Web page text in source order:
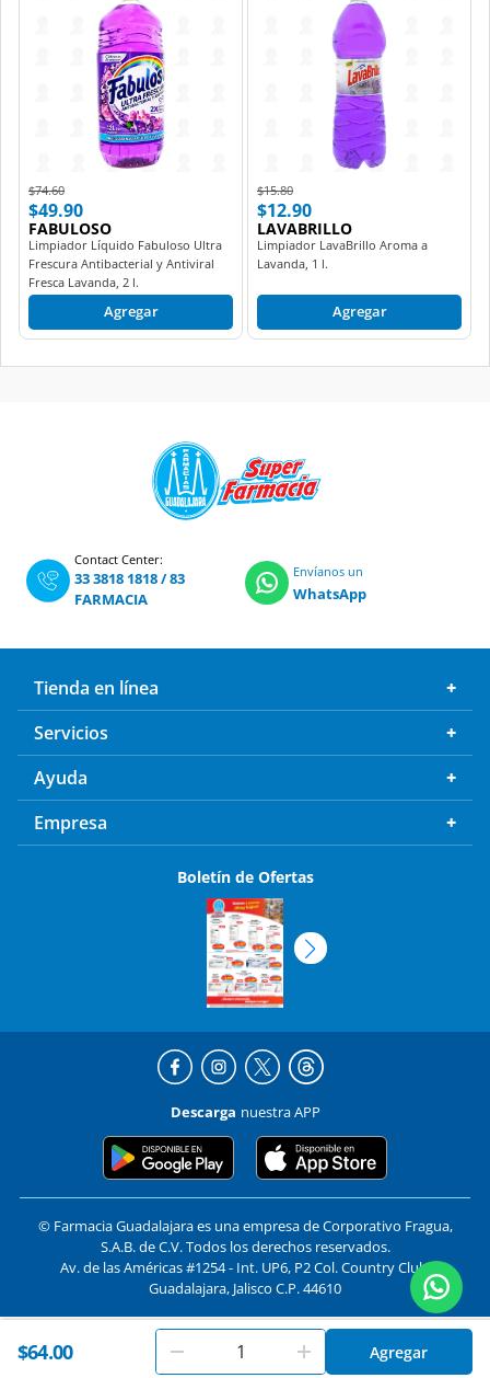
$64.00 Agregar
Price reduced from
$74.60to
$49.90
FABULOSO
Limpiador Líquido Fabuloso Ultra
Frescura Antibacterial y Antiviral
Fresca Lavanda, 2 l.
Agregar
Price reduced from
$15.80to
$12.90
LAVABRILLO
Limpiador LavaBrillo Aroma a
Lavanda, 1 l.
Agregar
Contact Center:
33 3818 1818/83
FARMACIA
Envíanos un
WhatsApp
Tienda en línea
Servicios
Ayuda
Empresa
Boletín de Ofertas
Descarga nuestra APP
© Farmacia Guadalajara es una empresa de Corporativo Fragua,
S.A.B. de C.V. Todos los derechos reservados.
Av. de las Américas #1254 - Int. UP6, P2 Col. Country Club,
Guadalajara, Jalisco C.P. 44610
Formas de pago y compra segura
EnFarmacias Guadalajara
utilizamos cookies. Al utilizar
este sitio, aceptas nuestros
términos y condiciones Aceptar